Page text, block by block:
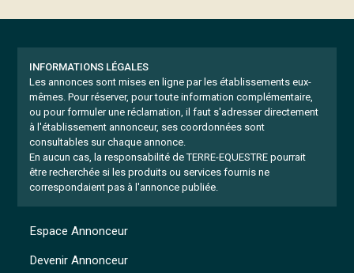
INFORMATIONS LÉGALES
Les annonces sont mises en ligne par les établissements eux-
mêmes. Pour réserver, pour toute information complémentaire,
ou pour formuler une réclamation, il faut s'adresser directement
à l'établissement annonceur, ses coordonnées sont
consultables sur chaque annonce.
En aucun cas, la responsabilité de TERRE-EQUESTRE pourrait
être recherchée si les produits ou services fournis ne
correspondaient pas à l'annonce publiée.
Espace Annonceur
Devenir Annonceur